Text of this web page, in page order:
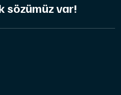
sözümüz var!